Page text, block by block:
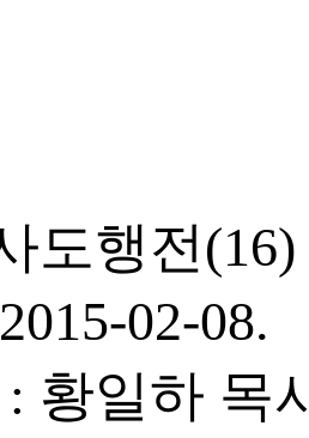
도행전(16)
02-08.
황일하 목